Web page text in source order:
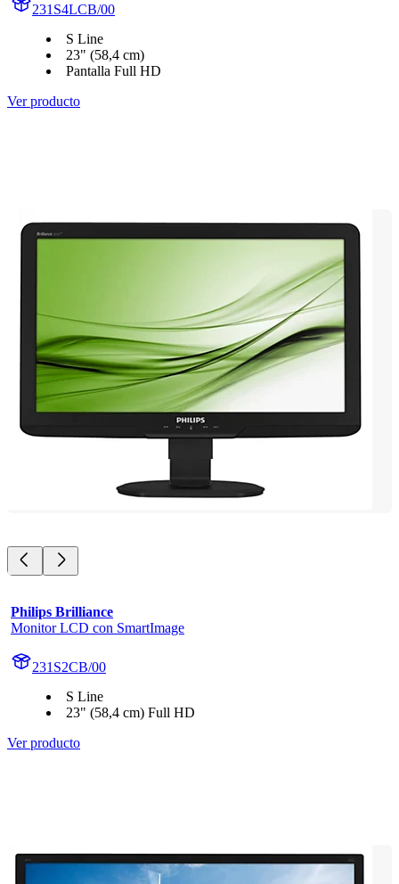
231S4LCB/00
S Line
23" (58,4 cm)
Pantalla Full HD
Ver producto
Philips Brilliance
Monitor LCD con SmartImage
231S2CB/00
S Line
23" (58,4 cm) Full HD
Ver producto